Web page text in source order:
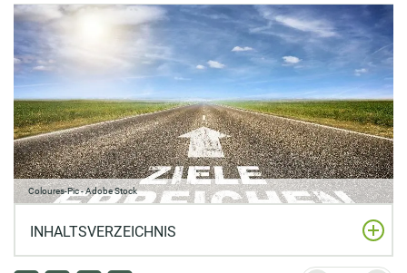
Coloures-Pic - Adobe Stock
INHALTSVERZEICHNIS